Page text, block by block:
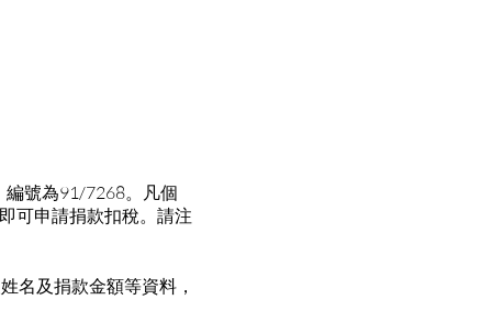
編號為​​91/7268。凡個
可申請捐款扣稅。請注
名及捐款金額等資料，